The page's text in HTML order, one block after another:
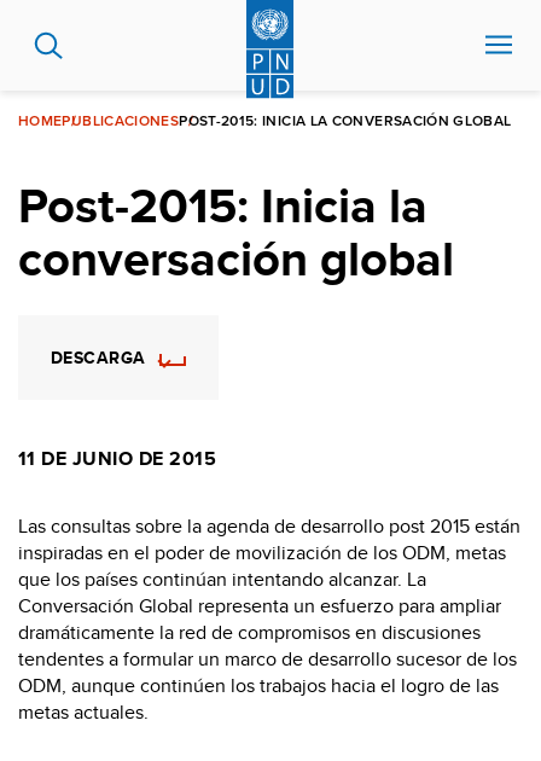
contenido
HOMEPUBLICACIONESPOST-2015: INICIA LA CONVERSACIÓN GLOBAL
Post-2015: Inicia la
conversación global
DESCARGA
11 DE JUNIO DE 2015
Las consultas sobre la agenda de desarrollo post 2015 están
inspiradas en el poder de movilización de los ODM, metas
que los países continúan intentando alcanzar. La
Conversación Global representa un esfuerzo para ampliar
dramáticamente la red de compromisos en discusiones
tendentes a formular un marco de desarrollo sucesor de los
ODM, aunque continúen los trabajos hacia el logro de las
metas actuales.